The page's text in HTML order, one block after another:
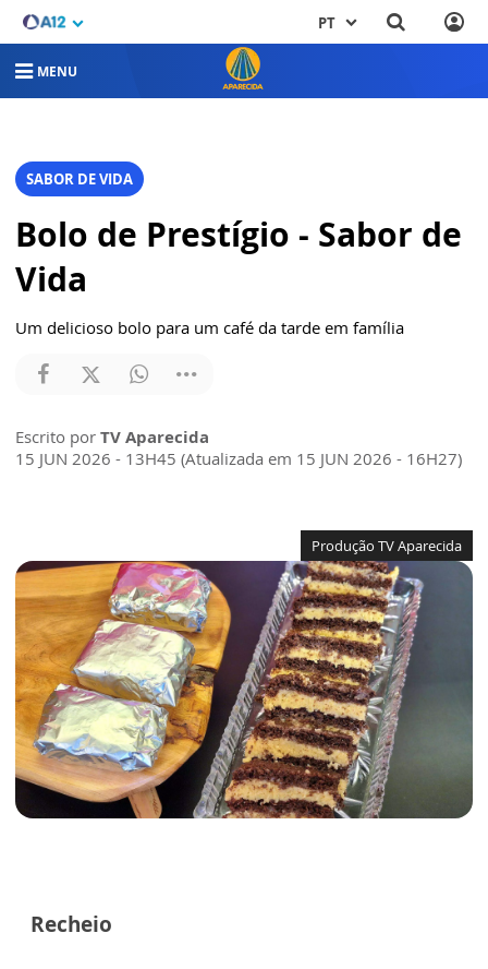
PT
MENU
SABOR DE VIDA
Bolo de Prestígio - Sabor de
Vida
Um delicioso bolo para um café da tarde em família
Escrito por TV Aparecida
15 JUN 2026 - 13H45 (Atualizada em 15 JUN 2026 - 16H27)
Produção TV Aparecida
Recheio